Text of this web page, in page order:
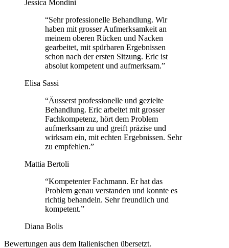
Jessica Mondini
“Sehr professionelle Behandlung. Wir
haben mit grosser Aufmerksamkeit an
meinem oberen Rücken und Nacken
gearbeitet, mit spürbaren Ergebnissen
schon nach der ersten Sitzung. Eric ist
absolut kompetent und aufmerksam.”
Elisa Sassi
“Äusserst professionelle und gezielte
Behandlung. Eric arbeitet mit grosser
Fachkompetenz, hört dem Problem
aufmerksam zu und greift präzise und
wirksam ein, mit echten Ergebnissen. Sehr
zu empfehlen.”
Mattia Bertoli
“Kompetenter Fachmann. Er hat das
Problem genau verstanden und konnte es
richtig behandeln. Sehr freundlich und
kompetent.”
Diana Bolis
Bewertungen aus dem Italienischen übersetzt.